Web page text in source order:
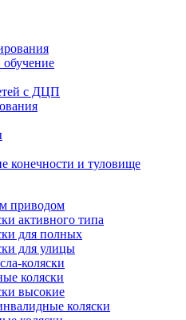
с ДЦП
конечности и туловище
приводом
активного типа
для полных
для улицы
коляски
коляски
высокие
коляски